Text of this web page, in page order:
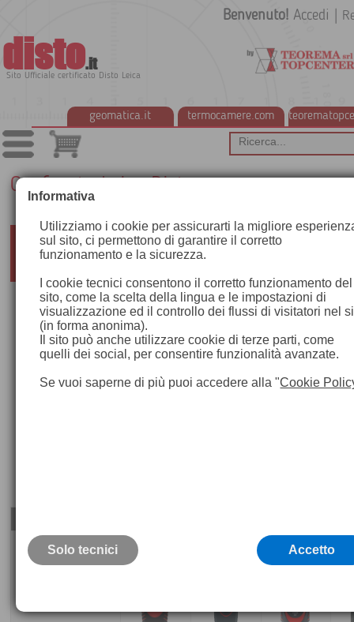
disto.it
Sito Ufficiale certificato Disto Leica
geomatica.it termocamere.com
Benvenuto! Accedi
Confronta Leica Disto
Cosa possono fare i distanziometri laser Leica
Informativa
Utilizziamo i cookie per assicurarti la migliore
sul sito, ci permettono di garantire il corretto
funzionamento e la sicurezza.
I cookie tecnici consentono il corretto funzionamento del
sito, come la scelta della lingua e le impostazioni di
visualizzazione ed il controllo dei flussi di visitatori nel
(in forma anonima).
Il sito può anche utilizzare cookie di terze parti, come
quelli dei social, per consentire funzionalità avanzate.
Se vuoi saperne di più puoi accedere alla "Cookie
Solo tecnici Accetto